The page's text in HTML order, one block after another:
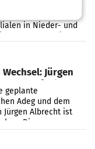
in Nieder- und
Jürgen
auf Adeg
geplante
Adeg und dem
Jürgen Albrecht ist
Die
und der